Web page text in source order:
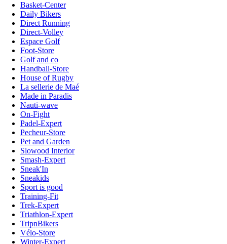
Basket-Center
Daily Bikers
Direct Running
Direct-Volley
Espace Golf
Foot-Store
Golf and co
Handball-Store
House of Rugby
La sellerie de Maé
Made in Paradis
Nauti-wave
On-Fight
Padel-Expert
Pecheur-Store
Pet and Garden
Slowood Interior
Smash-Expert
Sneak'In
Sneakids
Sport is good
Training-Fit
Trek-Expert
Triathlon-Expert
TripnBikers
Vélo-Store
Winter-Expert